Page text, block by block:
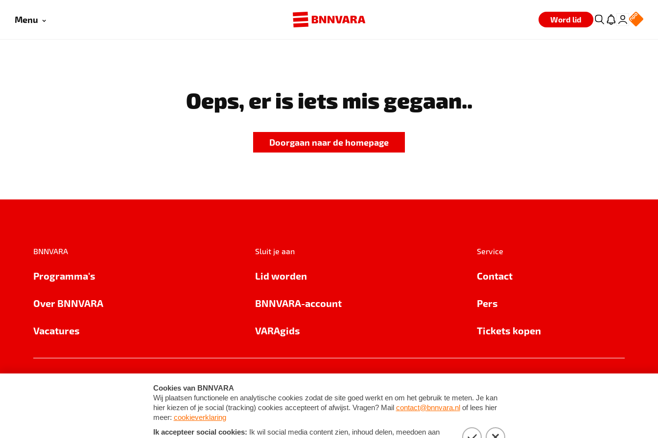
Menu Word lid
Oeps, er is iets mis gegaan..
Doorgaan naar de homepage
BNNVARA
Programma's
Over BNNVARA
Vacatures
Sluit je aan
Lid worden
BNNVARA-account
VARAgids
Service
Contact
Pers
Tickets kopen
Cookie-instellingen Algemene voorwaarden ©2026BNNVARA